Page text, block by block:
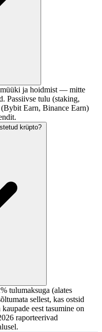
ja hoidmist — mitte
Passiivse tulu (staking,
Earn, Binance Earn)
krüpto?
tulumaksuga (alates
sellest, kas ostsid
eest tasumine on
raporteerivad